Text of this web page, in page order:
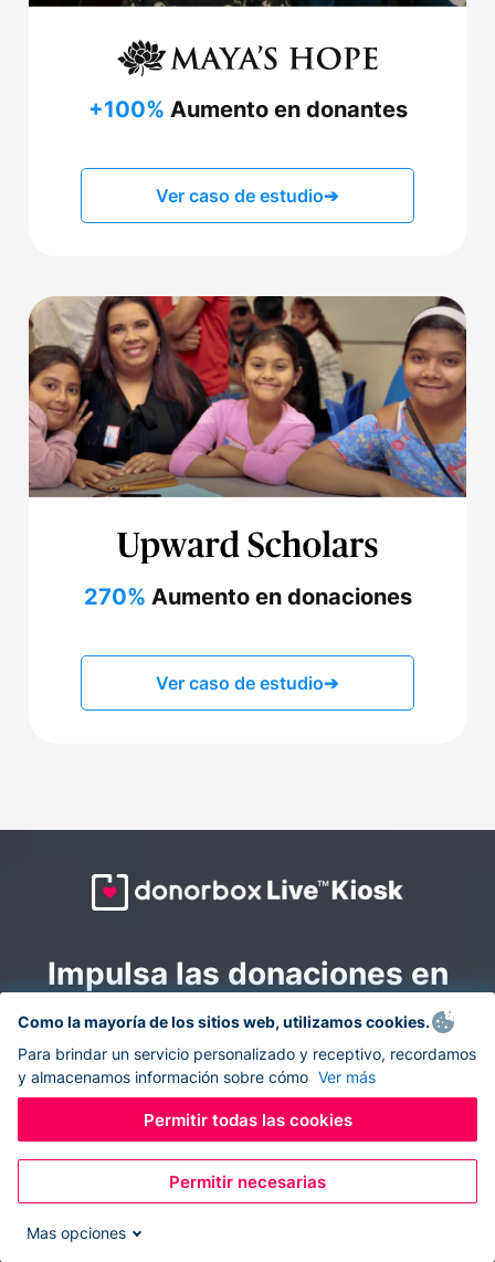
+100% Aumento en donantes
Ver caso de estudio➔
270% Aumento en donaciones
Ver caso de estudio➔
Impulsa las donaciones en
todas partes: combina la
recaudación de fondos en
línea y en el sitio con
Donorbox Live Kiosk.
Convierte tu tableta en un quiosco de donaciones y
recolecta donaciones sin efectivo durante eventos, en
Como la mayoría de los sitios web, utilizamos cookies.
Para brindar un servicio personalizado y receptivo, recordamos
y almacenamos información sobre cómo Ver más
Permitir todas las cookies
Permitir necesarias
Mas opciones